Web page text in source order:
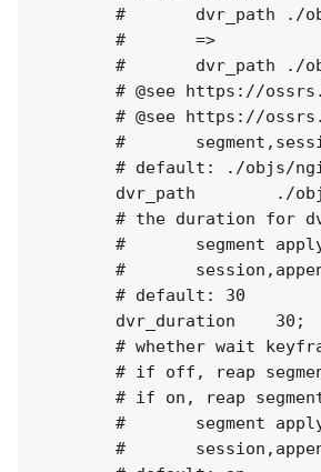
#       dvr_path ./
        #       =>
#       dvr_path ./
# @see https://
# @see https://
#
# default: ./objs/
dvr_path        ./
# the duration for
#       segment
#
        # default: 30
        dvr_duration    30;
# whether wait
# if off, reap
# if on, reap
#       segment
#